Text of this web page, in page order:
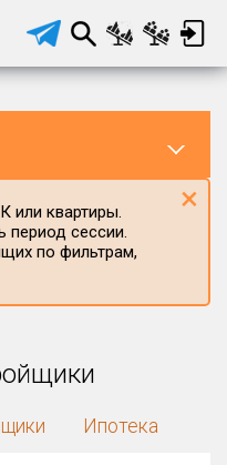
или квартиры.
период сессии.
по фильтрам,
×
Ипотека